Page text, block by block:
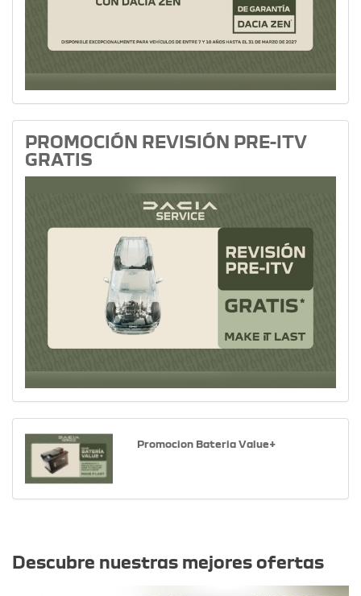
PROMOCIÓN REVISIÓN PRE-ITV
GRATIS
Promocion Bateria Value+
Descubre nuestras mejores ofertas